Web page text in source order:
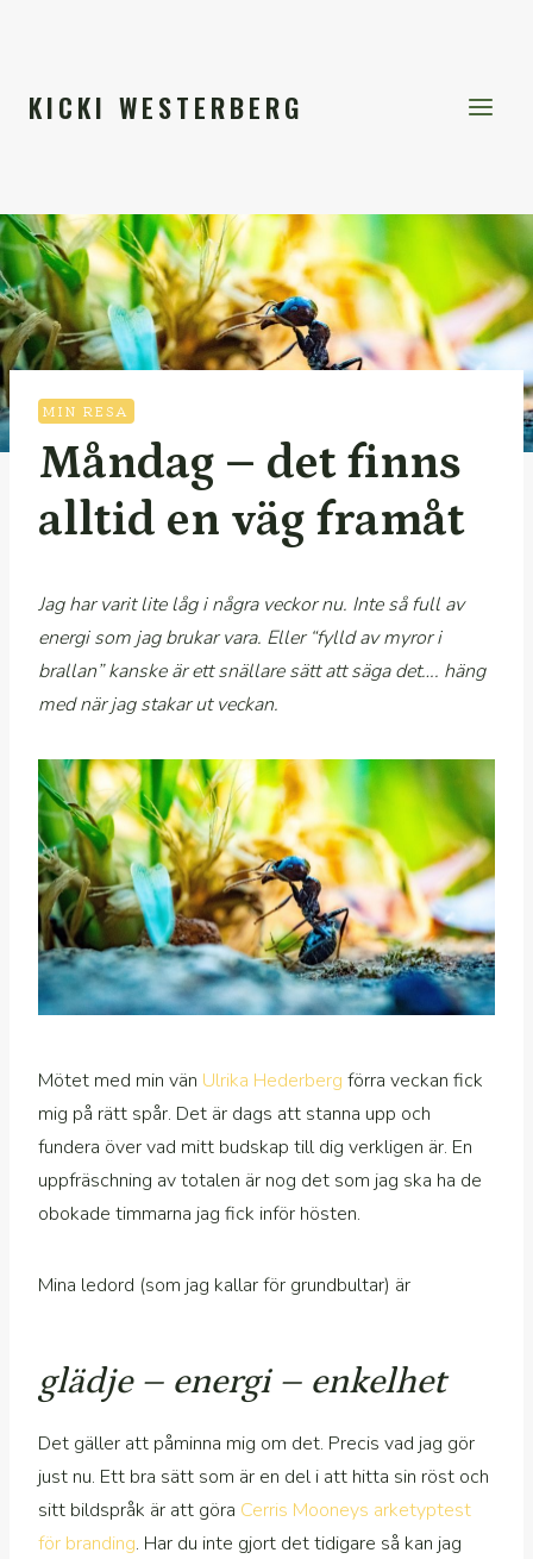
KICKI WESTERBERG
MIN RESA
Måndag – det finns
alltid en väg framåt
Jag har varit lite låg i några veckor nu. Inte så full av
energi som jag brukar vara. Eller “fylld av myror i
brallan” kanske är ett snällare sätt att säga det…. häng
med när jag stakar ut veckan.
Mötet med min vän Ulrika Hederberg förra veckan fick
mig på rätt spår. Det är dags att stanna upp och
fundera över vad mitt budskap till dig verkligen är. En
uppfräschning av totalen är nog det som jag ska ha de
obokade timmarna jag fick inför hösten.
Mina ledord (som jag kallar för grundbultar) är
glädje – energi – enkelhet
Det gäller att påminna mig om det. Precis vad jag gör
just nu. Ett bra sätt som är en del i att hitta sin röst och
sitt bildspråk är att göra Cerris Mooneys arketyptest
för branding. Har du inte gjort det tidigare så kan jag